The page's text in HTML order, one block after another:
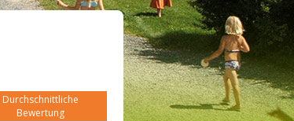
Durchschnittliche
Bewertung